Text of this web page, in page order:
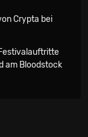
Crypta bei
am Bloodstock